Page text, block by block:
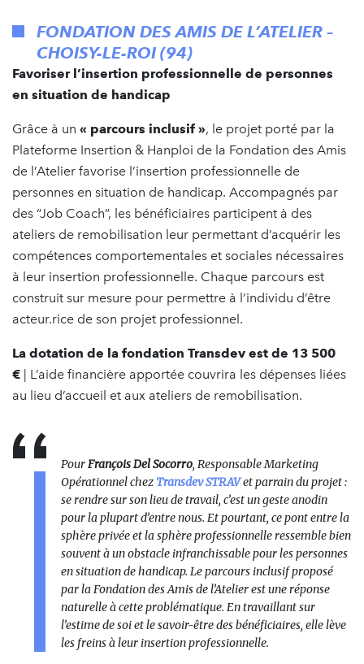
FONDATION DES AMIS DE L’ATELIER –
CHOISY-LE-ROI (94)
Favoriser l’insertion professionnelle de personnes
en situation de handicap
Grâce à un « parcours inclusif », le projet porté par la
Plateforme Insertion & Hanploi de la Fondation des Amis
de l’Atelier favorise l’insertion professionnelle de
personnes en situation de handicap. Accompagnés par
des “Job Coach”, les bénéficiaires participent à des
ateliers de remobilisation leur permettant d’acquérir les
compétences comportementales et sociales nécessaires
à leur insertion professionnelle. Chaque parcours est
construit sur mesure pour permettre à l’individu d’être
acteur.rice de son projet professionnel.
La dotation de la fondation Transdev est de 13 500
€ | L’aide financière apportée couvrira les dépenses liées
au lieu d’accueil et aux ateliers de remobilisation.
PourFrançois Del Socorro, Responsable Marketing
Opérationnel chez Transdev STRAVet parrain du projet :
se rendre sur son lieu de travail, c’est un geste anodin
pour la plupart d’entre nous. Et pourtant, ce pont entre la
sphère privée et la sphère professionnelle ressemble bien
souvent à un obstacle infranchissable pour les personnes
en situation de handicap. Le parcours inclusif proposé
par la Fondation des Amis de l’Atelier est une réponse
naturelle à cette problématique. En travaillant sur
l’estime de soi et le savoir-être des bénéficiaires, elle lève
les freins à leur insertion professionnelle.